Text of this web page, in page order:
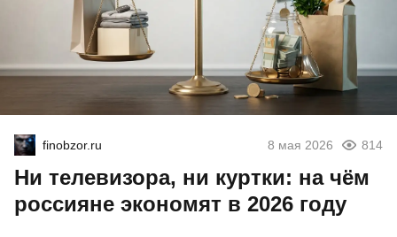
finobzor.ru 8 мая 2026 814
Ни телевизора, ни куртки: на чём
россияне экономят в 2026 году